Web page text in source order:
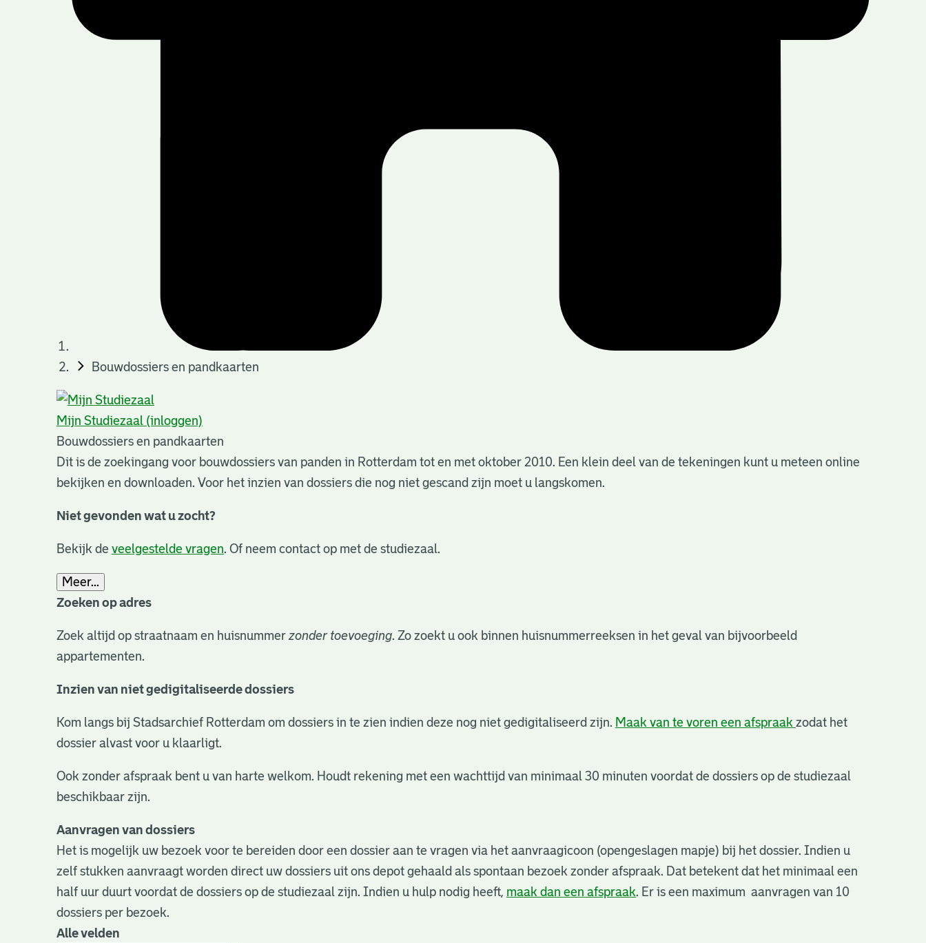
Bouwdossiers en pandkaarten
Mijn Studiezaal (inloggen)
Bouwdossiers en pandkaarten
Dit is de zoekingang voor bouwdossiers van panden in Rotterdam tot en met oktober 2010. Een klein deel van de tekeningen kunt u meteen online
bekijken en downloaden. Voor het inzien van dossiers die nog niet gescand zijn moet u langskomen.
Niet gevonden wat u zocht?
Bekijk de veelgestelde vragen. Of neem contact op met de studiezaal.
Meer...
Zoeken op adres
Zoek altijd op straatnaam en huisnummer zonder toevoeging. Zo zoekt u ook binnen huisnummerreeksen in het geval van bijvoorbeeld
appartementen.
Inzien van niet gedigitaliseerde dossiers
Kom langs bij Stadsarchief Rotterdam om dossiers in te zien indien deze nog niet gedigitaliseerd zijn. Maak van te voren een afspraak zodat het
dossier alvast voor u klaarligt.
Ook zonder afspraak bent u van harte welkom. Houdt rekening met een wachttijd van minimaal 30 minuten voordat de dossiers op de studiezaal
beschikbaar zijn.
Aanvragen van dossiers
Het is mogelijk uw bezoek voor te bereiden door een dossier aan te vragen via het aanvraagicoon (opengeslagen mapje) bij het dossier. Indien u
zelf stukken aanvraagt worden direct uw dossiers uit ons depot gehaald als spontaan bezoek zonder afspraak. Dat betekent dat het minimaal een
half uur duurt voordat de dossiers op de studiezaal zijn. Indien u hulp nodig heeft, maak dan een afspraak. Er is een maximum aanvragen van 10
dossiers per bezoek.
Alle velden